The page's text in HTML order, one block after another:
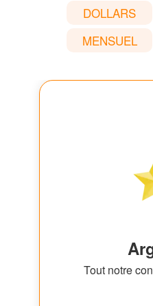
DOLLARS
MENSUEL
Tout notre